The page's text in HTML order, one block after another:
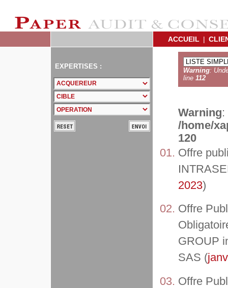
ACCUEIL |
EXPERTISES :
Warning:
line 112
Warning:
/home/
120
Offre
2023)
Offre
GROUP
SAS (
Offre